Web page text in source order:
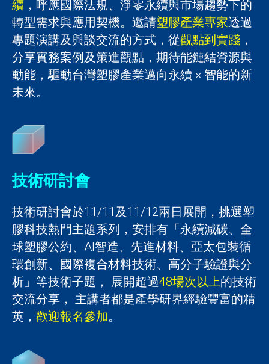
續 ，呼應國際法規、淨零永續與市場趨勢下的
轉型需求與應用契機。邀請塑膠產業專家透過
專題演講及與談交流的方式，從觀點到實踐 ，
分享實務案例及策進觀點，期待能鏈結資源與
動能，驅動台灣塑膠產業邁向永續 × 智能的新
未來。
技術研討會
技術研討會於11/11及11/12兩日展開，挑選塑
膠科技熱門主題系列，安排有「永續減碳、全
球塑膠公約、AI智造、先進材料、亞太包裝循
環創新、國際複合材料技術、高分子驗證與分
析」等技術子題， 展開超過48場次以上的技術
交流分享， 主講者都是產學研界經驗豐富的精
英， 歡迎報名參加。